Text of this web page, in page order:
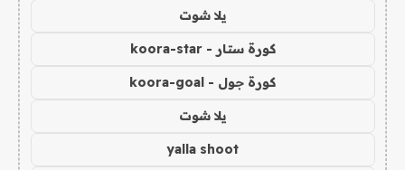
يلا شوت
كورة ستار - koora-star
كورة جول - koora-goal
يلا شوت
yalla shoot